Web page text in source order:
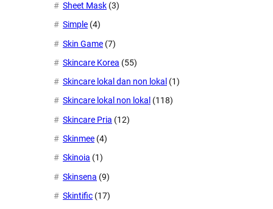
Sheet Mask (3)
Simple (4)
Skin Game (7)
Skincare Korea (55)
Skincare lokal dan non lokal (1)
Skincare lokal non lokal (118)
Skincare Pria (12)
Skinmee (4)
Skinoia (1)
Skinsena (9)
Skintific (17)